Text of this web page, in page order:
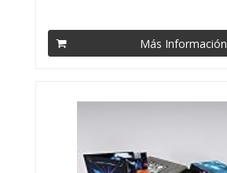
Más Información